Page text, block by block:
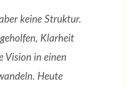
keine Struktur.
Klarheit
Vision in einen
Heute